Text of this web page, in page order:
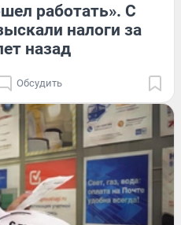
работать». С
налоги за
назад
Обсудить